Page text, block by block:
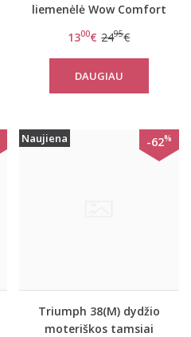
liemenėlė Wow Comfort
1300€ 2495€
DAUGIAU
Naujiena -62%
Triumph 38(M) dydžio
moteriškos tamsiai